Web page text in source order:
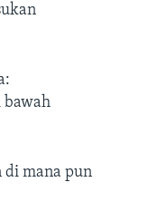
bawah
di mana pun